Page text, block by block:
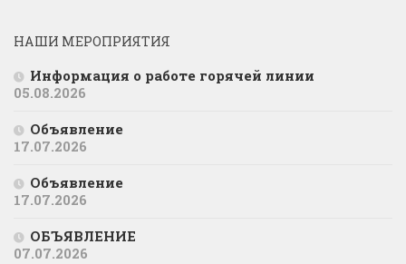
НАШИ МЕРОПРИЯТИЯ
Информация о работе горячей линии
05.08.2026
Объявление
17.07.2026
Объявление
17.07.2026
ОБЪЯВЛЕНИЕ
07.07.2026